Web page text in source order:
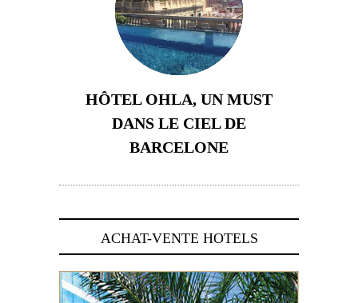
HÔTEL OHLA, UN MUST
DANS LE CIEL DE
BARCELONE
ACHAT-VENTE HOTELS